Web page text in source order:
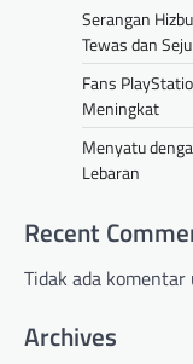
Serangan
Tewas dan
Fans
Meningkat
Menyatu
Lebaran
Recent
Tidak ada
Archives